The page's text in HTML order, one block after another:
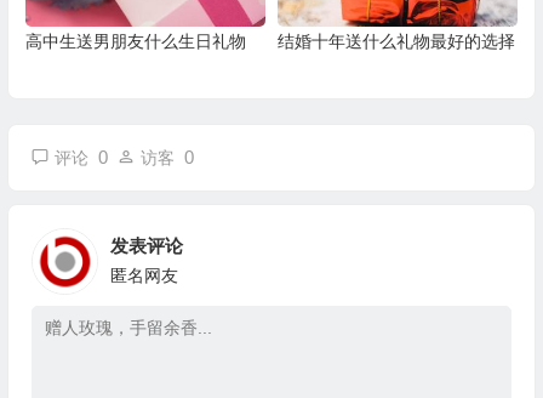
高中生送男朋友什么生日礼物 结婚十年送什么礼物最好的选择
评论 0 访客 0
发表评论
匿名网友